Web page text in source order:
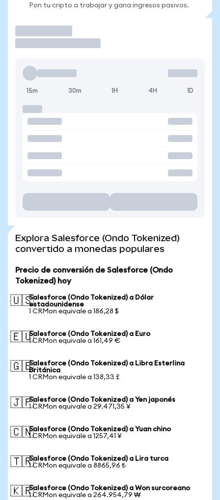
Pon tu cripto a trabajar y gana ingresos pasivos.
15m 30m 1H 4H 1D
Explora Salesforce (Ondo Tokenized)
convertido a monedas populares
Precio de conversión de Salesforce (Ondo
Tokenized) hoy
🇺🇸Salesforce (Ondo Tokenized) a Dólar
estadounidense
1 CRMon equivale a 186,28 $
🇪🇺Salesforce (Ondo Tokenized) a Euro
1 CRMon equivale a 161,49 €
🇬🇧Salesforce (Ondo Tokenized) a Libra Esterlina
Británica
1 CRMon equivale a 138,33 £
🇯🇵Salesforce (Ondo Tokenized) a Yen japonés
1 CRMon equivale a 29.471,35 ¥
🇨🇳Salesforce (Ondo Tokenized) a Yuan chino
1 CRMon equivale a 1257,41 ¥
🇹🇷Salesforce (Ondo Tokenized) a Lira turca
1 CRMon equivale a 8865,96 ₺
🇰🇷Salesforce (Ondo Tokenized) a Won surcoreano
1 CRMon equivale a 264.954,79 ₩